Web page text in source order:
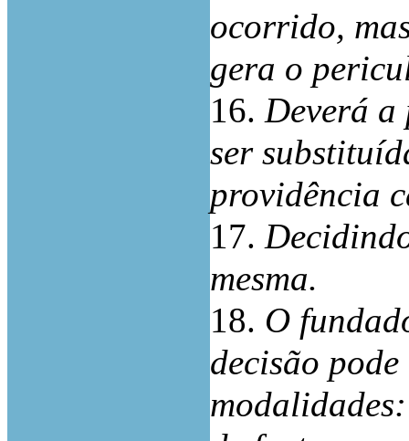
ocorrido,
gera o
16.Deverá a
ser
providência
17.
mesma.
18. O
decisão